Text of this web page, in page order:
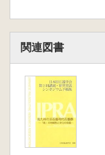
土器編年
越知睦和ほか
熊谷亮介 石器
提起と改案―山
ら―
山岡拓也 台形
杉原保幸ほか
関連図書